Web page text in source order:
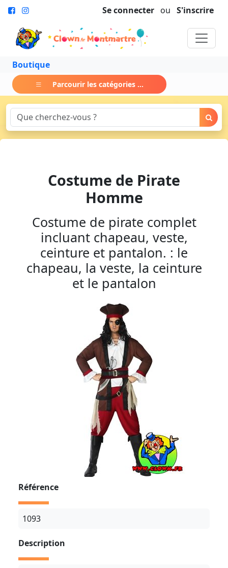
Se connecter ou S'inscrire
Boutique
Parcourir les catégories ...
Costume de Pirate
Homme
Costume de pirate complet
incluant chapeau, veste,
ceinture et pantalon. : le
chapeau, la veste, la ceinture
et le pantalon
Référence
1093
Description